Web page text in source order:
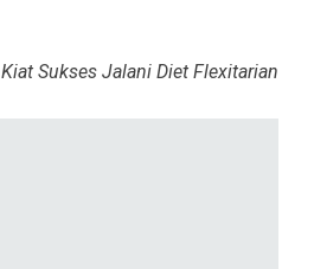
Kiat Sukses Jalani Diet Flexitarian